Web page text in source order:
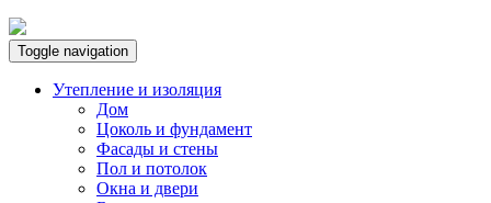
Toggle navigation
Утепление и изоляция
Дом
Цоколь и фундамент
Фасады и стены
Пол и потолок
Окна и двери